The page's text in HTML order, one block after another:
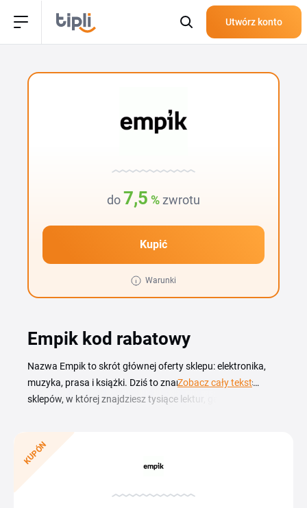
Utwórz konto
do7,5 % zwrotu
Kupić
Warunki
Empik kod rabatowy
Nazwa Empik to skrót głównej oferty sklepu: elektronika,
muzyka, prasa i książki. Dziś to znana wszystkim sieć
sklepów, w której znajdziesz tysiące lektur, gazet, filmów,
będziesz się nudził. Empik kod rabatowy
zapłacisz o wiele mniej. Wybierz najlepsze filmy, bestsellery
kilkadziesiąt złotych mniej niż zazwyczaj. Warto robić tutaj
Zobacz cały tekst
KUPÓN